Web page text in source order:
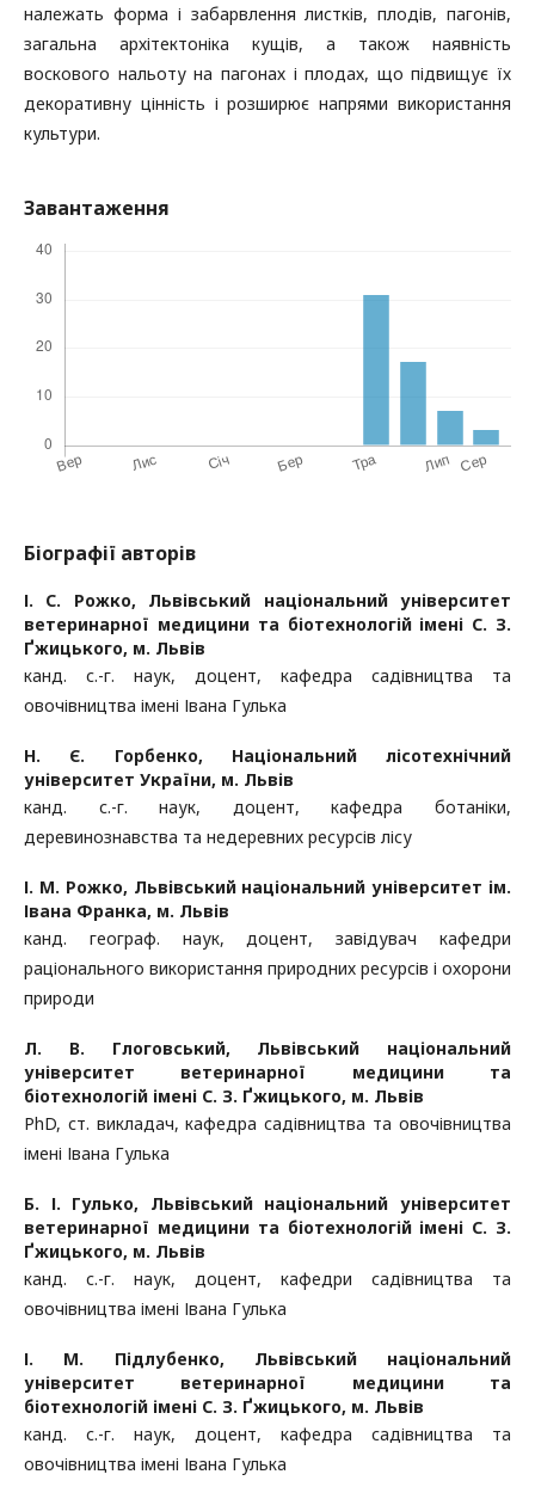
належать форма і забарвлення листків, плодів, пагонів,
загальна архітектоніка кущів, а також наявність
воскового нальоту на пагонах і плодах, що підвищує їх
декоративну цінність і розширює напрями використання
культури.
Завантаження
Біографії авторів
І. С. Рожко, Львівський національний університет
ветеринарної медицини та біотехнологій імені C. З.
Ґжицького, м. Львів
канд. с.-г. наук, доцент, кафедра садівництва та
овочівництва імені Івана Гулька
Н. Є. Горбенко, Національний лісотехнічний
університет України, м. Львів
канд. с.-г. наук, доцент, кафедра ботаніки,
деревинознавства та недеревних ресурсів лісу
І. М. Рожко, Львівський національний університет ім.
Івана Франка, м. Львів
канд. географ. наук, доцент, завідувач кафедри
раціонального використання природних ресурсів і охорони
природи
Л. В. Глоговський, Львівський національний
університет ветеринарної медицини та
біотехнологій імені C. З. Ґжицького, м. Львів
PhD, ст. викладач, кафедра садівництва та овочівництва
імені Івана Гулька
Б. І. Гулько, Львівський національний університет
ветеринарної медицини та біотехнологій імені C. З.
Ґжицького, м. Львів
канд. с.-г. наук, доцент, кафедри садівництва та
овочівництва імені Івана Гулька
І. М. Підлубенко, Львівський національний
університет ветеринарної медицини та
біотехнологій імені C. З. Ґжицького, м. Львів
канд. с.-г. наук, доцент, кафедра садівництва та
овочівництва імені Івана Гулька